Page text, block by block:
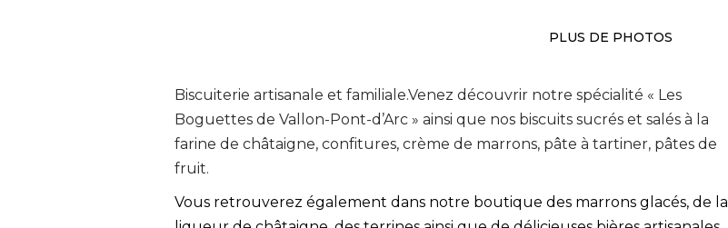
PLUS DE PHOTOS
Biscuiterie artisanale et familiale.Venez découvrir notre spécialité « Les
Boguettes de Vallon-Pont-d’Arc » ainsi que nos biscuits sucrés et salés à la
farine de châtaigne, confitures, crème de marrons, pâte à tartiner, pâtes de
fruit.
Vous retrouverez également dans notre boutique des marrons glacés, de la